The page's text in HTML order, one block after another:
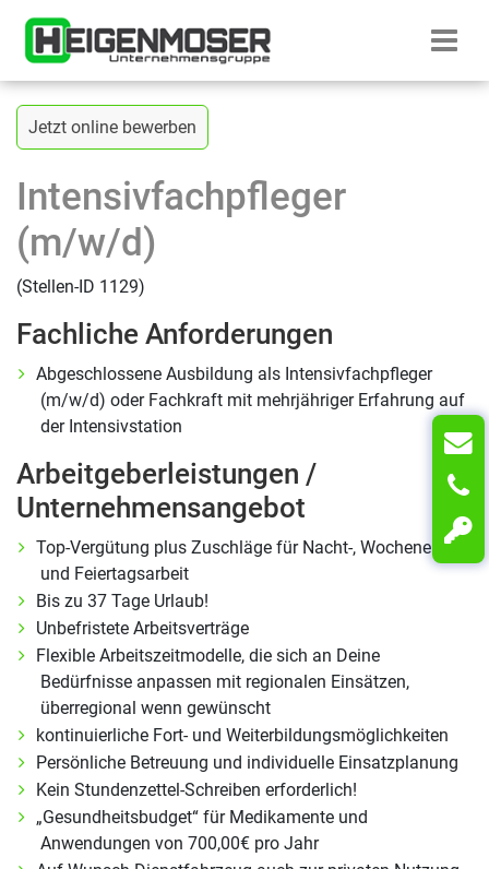
Startseite
Zurück zur vorherigen Seite
Jetzt online bewerben
Intensivfachpfleger
(m/w/d)
(Stellen-ID 1129)
Fachliche Anforderungen
Abgeschlossene Ausbildung als Intensivfachpfleger
(m/w/d) oder Fachkraft mit mehrjähriger Erfahrung auf
der Intensivstation
Arbeitgeberleistungen /
Unternehmensangebot
Top-Vergütung plus Zuschläge für Nacht-, Wochenend-
und Feiertagsarbeit
Bis zu 37 Tage Urlaub!
Unbefristete Arbeitsverträge
Flexible Arbeitszeitmodelle, die sich an Deine
Bedürfnisse anpassen mit regionalen Einsätzen,
überregional wenn gewünscht
kontinuierliche Fort- und Weiterbildungsmöglichkeiten
Persönliche Betreuung und individuelle Einsatzplanung
Kein Stundenzettel-Schreiben erforderlich!
„Gesundheitsbudget“ für Medikamente und
Anwendungen von 700,00€ pro Jahr